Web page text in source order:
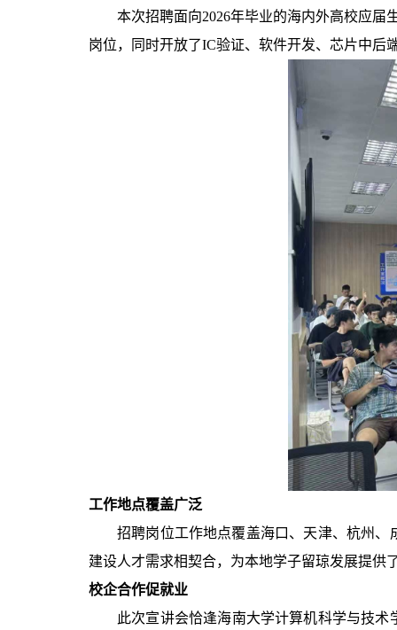
本次招聘面向2026年毕业的海内外高校应届
岗位，同时开放了IC验证、软件开发、芯片中后
工作地点覆盖广泛
招聘岗位工作地点覆盖海口、天津、杭州
建设人才需求相契合，为本地学子留琼发展提供
校企合作促就业
此次宣讲会恰逢海南大学计算机科学与技术